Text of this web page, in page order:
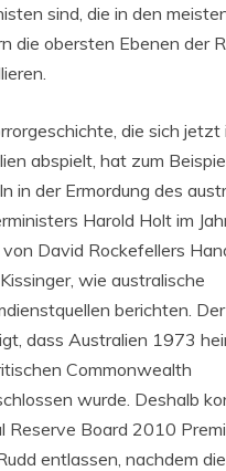
sind, die in den
die obersten Ebenen der
die sich jetzt
abspielt, hat zum
in der Ermordung des
Harold Holt im
David Rockefellers
wie australische
berichten.
dass Australien 1973
Commonwealth
wurde. Deshalb
Reserve Board 2010
entlassen, nachdem